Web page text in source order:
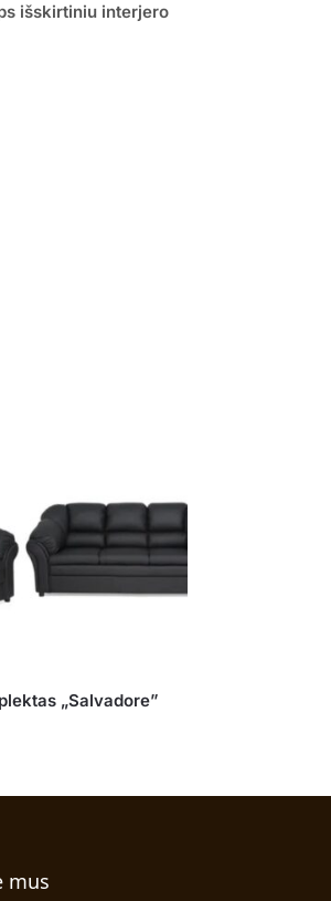
išskirtiniu interjero
„Salvadore”
mus